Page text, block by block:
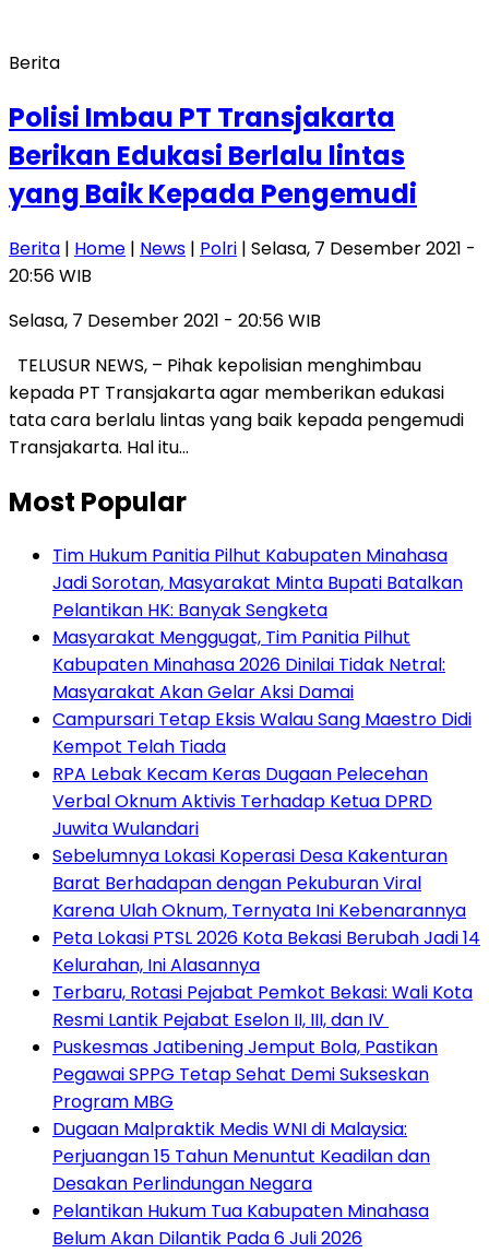
Berita
Polisi Imbau PT Transjakarta
Berikan Edukasi Berlalu lintas
yang Baik Kepada Pengemudi
Berita | Home | News | Polri | Selasa, 7 Desember 2021 -
20:56 WIB
Selasa, 7 Desember 2021 - 20:56 WIB
TELUSUR NEWS, – Pihak kepolisian menghimbau
kepada PT Transjakarta agar memberikan edukasi
tata cara berlalu lintas yang baik kepada pengemudi
Transjakarta. Hal itu…
Most Popular
Tim Hukum Panitia Pilhut Kabupaten Minahasa
Jadi Sorotan, Masyarakat Minta Bupati Batalkan
Pelantikan HK: Banyak Sengketa
Masyarakat Menggugat, Tim Panitia Pilhut
Kabupaten Minahasa 2026 Dinilai Tidak Netral:
Masyarakat Akan Gelar Aksi Damai
Campursari Tetap Eksis Walau Sang Maestro Didi
Kempot Telah Tiada
RPA Lebak Kecam Keras Dugaan Pelecehan
Verbal Oknum Aktivis Terhadap Ketua DPRD
Juwita Wulandari
Sebelumnya Lokasi Koperasi Desa Kakenturan
Barat Berhadapan dengan Pekuburan Viral
Karena Ulah Oknum, Ternyata Ini Kebenarannya
Peta Lokasi PTSL 2026 Kota Bekasi Berubah Jadi 14
Kelurahan, Ini Alasannya
‎Terbaru, Rotasi Pejabat Pemkot Bekasi: Wali Kota
Resmi Lantik Pejabat Eselon II, III, dan IV ‎
Puskesmas Jatibening Jemput Bola, Pastikan
Pegawai SPPG Tetap Sehat Demi Sukseskan
Program MBG
‎Dugaan Malpraktik Medis WNI di Malaysia:
Perjuangan 15 Tahun Menuntut Keadilan dan
Desakan Perlindungan Negara
Pelantikan Hukum Tua Kabupaten Minahasa
Belum Akan Dilantik Pada 6 Juli 2026